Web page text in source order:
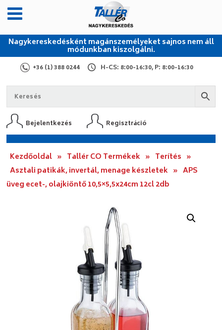
Nagykereskedésként magánszemélyeket sajnos nem áll
módunkban kiszolgálni.
+36 (1) 388 0244 H-CS: 8:00-16:30, P: 8:00-16:30
Bejelentkezés Regisztráció
Kezdőoldal » Tallér CO Termékek » Terítés »
Asztali patikák, invertál, menage készletek » APS
üveg ecet-, olajkiöntő 10,5×5,5x24cm 12cl 2db